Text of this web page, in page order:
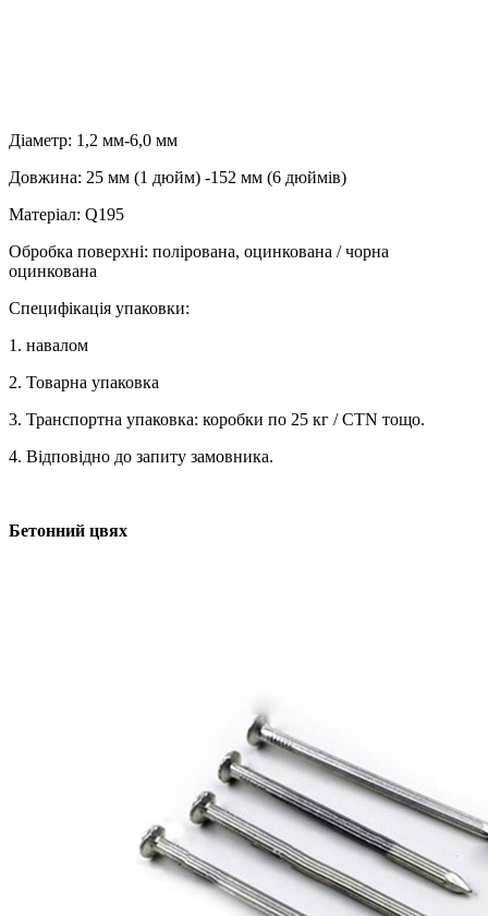
Діаметр: 1,2 мм-6,0 мм
Довжина: 25 мм (1 дюйм) -152 мм (6 дюймів)
Матеріал: Q195
Обробка поверхні: полірована, оцинкована / чорна
оцинкована
Специфікація упаковки:
1. навалом
2. Товарна упаковка
3. Транспортна упаковка: коробки по 25 кг / CTN тощо.
4. Відповідно до запиту замовника.
Бетонний цвях